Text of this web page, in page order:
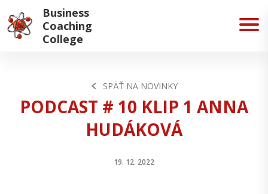
Business
Coaching
College
SPÄŤ NA NOVINKY
PODCAST # 10 KLIP 1 ANNA
HUDÁKOVÁ
19. 12. 2022